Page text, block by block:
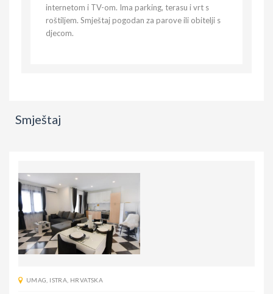
internetom i TV-om. Ima parking, terasu i vrt s
roštiljem. Smještaj pogodan za parove ili obitelji s
djecom.
Smještaj
UMAG ISTRA HRVATSKA